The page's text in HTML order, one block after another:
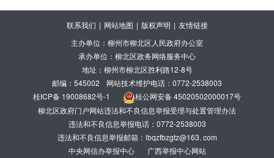
联系我们 | 网站地图 | 版权声明 | 友情链接
主办单位：柳州市柳北区人民政府办公室
承办单位：柳北区政务网络服务中心
地址：柳州市柳北区胜利路12-8号
邮编：545002
网站技术维护电话：0772-2538003
桂ICP备 19008682号-1
桂公网安备 45020502000017号
柳北区政府门户网站违法和不良信息举报受理与处置管理办法
违法和不良信息举报电话：0772-2538003
违法和不良信息举报邮箱：lbqzfbzgtz@163. com
中央网信办举报中心
广西举报中心网站